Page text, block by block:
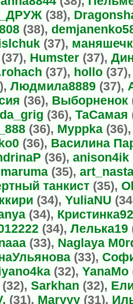
(38),
(38),
(37),
(37), Humster (37),
(37), hollo
Людмила8889 (37),
(36), Выборненок
(36), ТаСамая
(36), Myppka
(36), Василина
(36), anison4ik
(35),
танкист (35),
(34), YuliaNU
(34), Кристинка92
(34), Лелька19
(33), Naglaya
(33),
(32), YanaMo
(32), Sarkhan (32),
(31), Maryyy (31),